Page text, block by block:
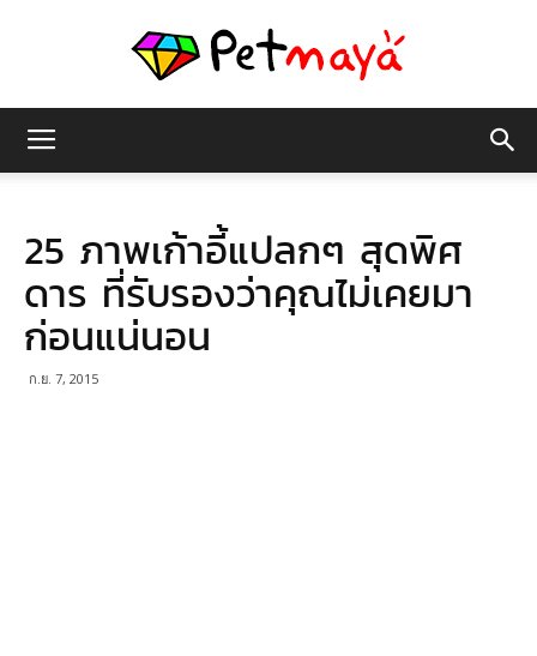
มายา
25 ภาพเก้าอี้แปลกๆ สุดพิศ
ดาร ที่รับรองว่าคุณไม่เคยมา
ก่อนแน่นอน
ก.ย. 7, 2015